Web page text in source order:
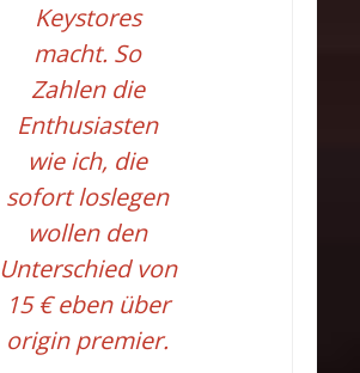
Keystores
macht. So
Zahlen die
Enthusiasten
wie ich, die
sofort loslegen
wollen den
Unterschied von
15 € eben über
origin premier.